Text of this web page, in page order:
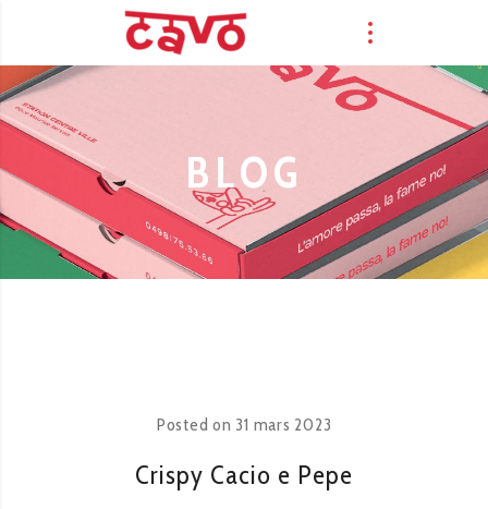
BLOG
Posted on 31 mars 2023
Crispy Cacio e Pepe